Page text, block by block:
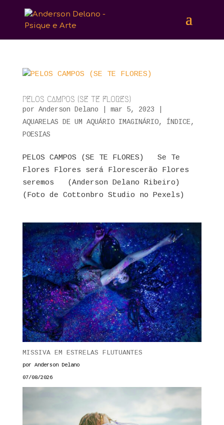
PELOS CAMPOS (SE TE FLORES)
por Anderson Delano mar 5, 2023
AQUARELAS DE UM AQUÁRIO IMAGINÁRIO, ÍNDICE,
POESIAS
PELOS CAMPOS (SE TE FLORES) Se Te
Flores Flores será Florescerão Flores
seremos (Anderson Delano Ribeiro)
(Foto de Cottonbro Studio no Pexels)
MISSIVA EM ESTRELAS FLUTUANTES
por Anderson Delano
07/08/2026